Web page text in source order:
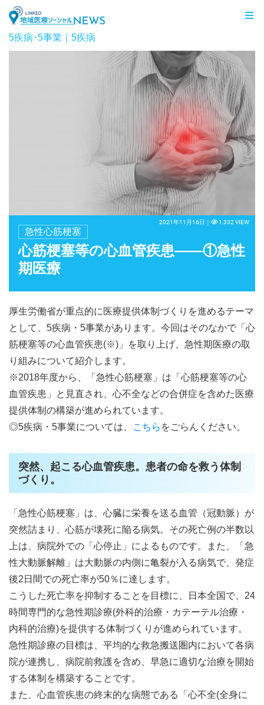
LINKED 地域医療ソーシャルNEWS
5疾病･5事業｜5疾病
急性心筋梗塞
心筋梗塞等の心血管疾患——①急性
期医療
2021年11月16日｜ 1,332 VIEW
厚生労働省が重点的に医療提供体制づくりを進めるテーマ
として、5疾病・5事業があります。今回はそのなかで「心
筋梗塞等の心血管疾患(※)」を取り上げ、急性期医療の取
り組みについて紹介します。
※2018年度から、「急性心筋梗塞」は「心筋梗塞等の心
血管疾患」と見直され、心不全などの合併症を含めた医療
提供体制の構築が進められています。
◎5疾病・5事業については、
こちら をごらんください。
突然、起こる心血管疾患。患者の命を救う体制
づくり。
「急性心筋梗塞」は、心臓に栄養を送る血管（冠動脈）が
突然詰まり、心筋が壊死に陥る病気。その死亡例の半数以
上は、病院外での「心停止」によるものです。また、「急
性大動脈解離」は大動脈の内側に亀裂が入る病気で、発症
後2日間での死亡率が50％に達します。
こうした死亡率を抑制することを目標に、日本全国で、24
時間専門的な急性期診療(外科的治療・カテーテル治療・
内科的治療)を提供する体制づくりが進められています。
急性期診療の目標は、平均的な救急搬送圏内において各病
院が連携し、病院前救護を含め、早急に適切な治療を開始
する体制を構築することです。
また、心血管疾患の終末的な病態である「心不全(全身に